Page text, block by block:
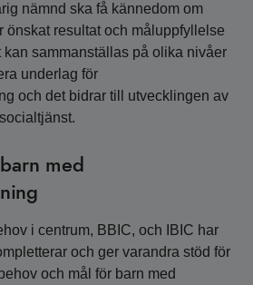
nämnd ska få kännedom om
önskat resultat och måluppfyllelse
sammanställas på olika nivåer
underlag för
och det bidrar till utvecklingen av
med
i centrum, BBIC, och IBIC har
och ger varandra stöd för
och mål för barn med